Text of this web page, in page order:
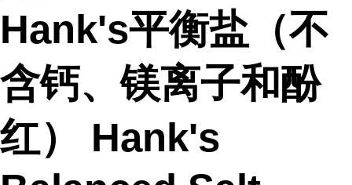
Hank's平衡盐（不
含钙、镁离子和酚
红） Hank's